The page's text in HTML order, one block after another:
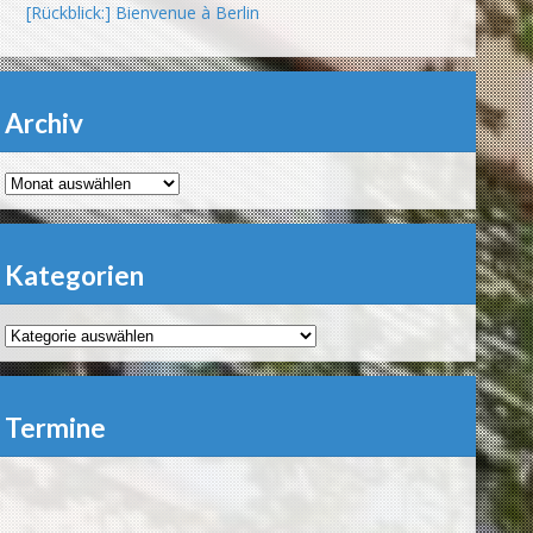
[Rückblick:] Bienvenue à Berlin
Archiv
Archiv
Kategorien
Kategorien
Termine